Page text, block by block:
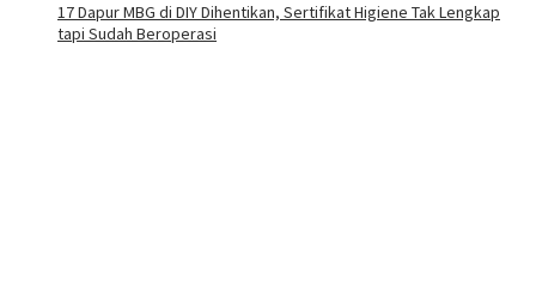
17 Dapur MBG di DIY Dihentikan, Sertifikat Higiene Tak Lengkap
tapi Sudah Beroperasi